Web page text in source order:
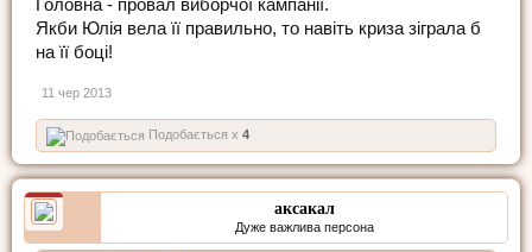
Головна - провал виборчої кампанії.
Якби Юлія вела її правильно, то навіть криза зіграла б
на її боці!
11 чер 2013
Подобається x 4
аксакал
Дуже важлива персона